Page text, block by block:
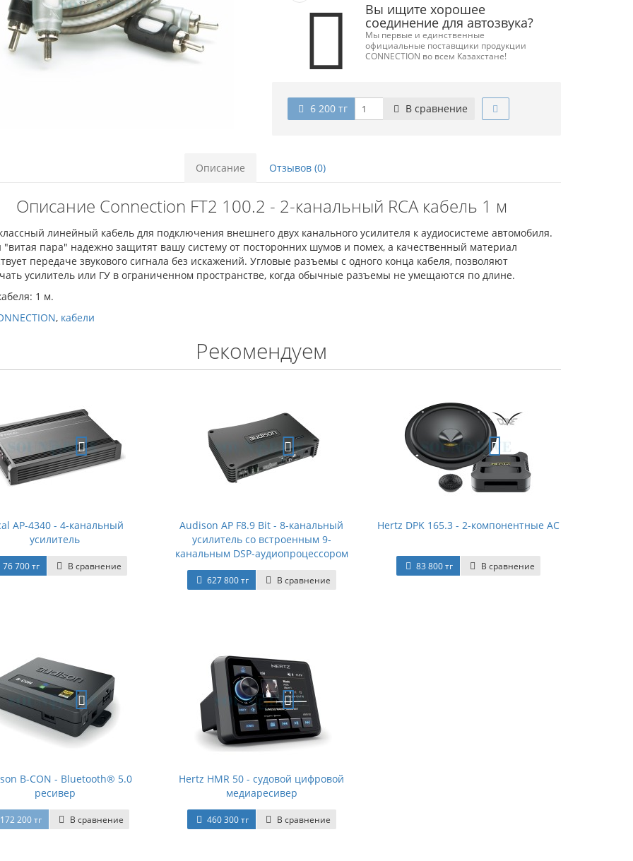
Вы ищите хорошее
соединение для автозвука?
Мы первые и единственные
официальные поставщики продукции
CONNECTION во всем Казахстане!
6 200 тг В сравнение
Описание Отзывов (0)
Описание Connection FT2 100.2 - 2-канальный RCA кабель 1 м
линейный кабель для подключения внешнего двух канального усилителя к аудиосистеме автомобиля.
"витая пара" надежно защитят вашу систему от посторонних шумов и помех, а качественный материал
передаче звукового сигнала без искажений. Угловые разъемы с одного конца кабеля, позволяют
усилитель или ГУ в ограниченном пространстве, когда обычные разъемы не умещаются по длине.
1 м.
, кабели
Рекомендуем
AP-4340 - 4-канальный
усилитель
76 700 тг В сравнение
Audison AP F8.9 Bit - 8-канальный
усилитель со встроенным 9-
канальным DSP-аудиопроцессором
627 800 тг В сравнение
Hertz DPK 165.3 - 2-компонентные АС
83 800 тг В сравнение
B-CON - Bluetooth® 5.0
ресивер
172 200 тг В сравнение
Hertz HMR 50 - судовой цифровой
медиаресивер
460 300 тг В сравнение